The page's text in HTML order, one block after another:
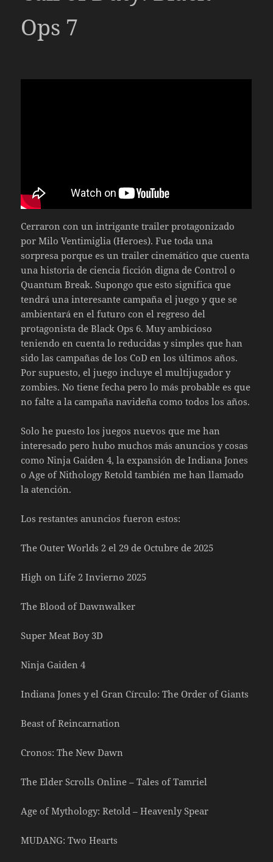
Ops 7
Cerraron con un intrigante trailer protagonizado
por Milo Ventimiglia (Heroes). Fue toda una
sorpresa porque es un trailer cinemático que cuenta
una historia de ciencia ficción digna de Control o
Quantum Break. Supongo que esto significa que
tendrá una interesante campaña el juego y que se
ambientará en el futuro con el regreso del
protagonista de Black Ops 6. Muy ambicioso
teniendo en cuenta lo reducidas y simples que han
sido las campañas de los CoD en los últimos años.
Por supuesto, el juego incluye el multijugador y
zombies. No tiene fecha pero lo más probable es que
no falte a la campaña navideña como todos los años.
Solo he puesto los juegos nuevos que me han
interesado pero hubo muchos más anuncios y cosas
como Ninja Gaiden 4, la expansión de Indiana Jones
o Age of Nithology Retold también me han llamado
la atención.
Los restantes anuncios fueron estos:
The Outer Worlds 2 el 29 de Octubre de 2025
High on Life 2 Invierno 2025
The Blood of Dawnwalker
Super Meat Boy 3D
Ninja Gaiden 4
Indiana Jones y el Gran Círculo: The Order of Giants
Beast of Reincarnation
Cronos: The New Dawn
The Elder Scrolls Online – Tales of Tamriel
Age of Mythology: Retold – Heavenly Spear
MUDANG: Two Hearts